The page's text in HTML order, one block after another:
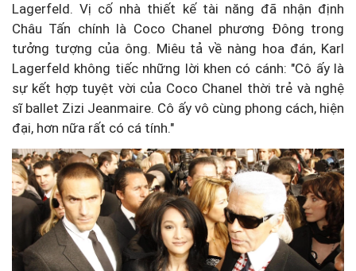
Lagerfeld. Vị cố nhà thiết kế tài năng đã nhận định
Châu Tấn chính là Coco Chanel phương Đông trong
tưởng tượng của ông. Miêu tả về nàng hoa đán, Karl
Lagerfeld không tiếc những lời khen có cánh: "Cô ấy là
sự kết hợp tuyệt vời của Coco Chanel thời trẻ và nghệ
sĩ ballet Zizi Jeanmaire. Cô ấy vô cùng phong cách, hiện
đại, hơn nữa rất có cá tính."